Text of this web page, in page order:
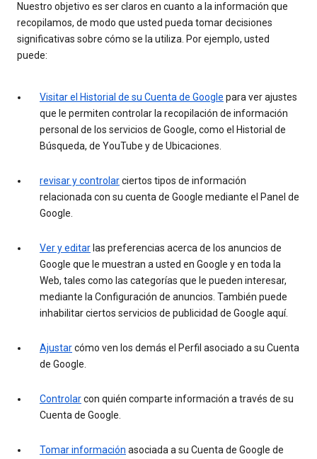
Nuestro objetivo es ser claros en cuanto a la información que
recopilamos, de modo que usted pueda tomar decisiones
significativas sobre cómo se la utiliza. Por ejemplo, usted
puede:
Visitar el Historial de su Cuenta de Google para ver ajustes
que le permiten controlar la recopilación de información
personal de los servicios de Google, como el Historial de
Búsqueda, de YouTube y de Ubicaciones.
revisar y controlarciertos tipos de información
relacionada con su cuenta de Google mediante el Panel de
Google.
Ver y editar las preferencias acerca de los anuncios de
Google que le muestran a usted en Google y en toda la
Web, tales como las categorías que le pueden interesar,
mediante la Configuración de anuncios. También puede
inhabilitar ciertos servicios de publicidad de Google aquí.
Ajustarcómo ven los demás el Perfil asociado a su Cuenta
de Google.
Controlarcon quién comparte información a través de su
Cuenta de Google.
Tomar información asociada a su Cuenta de Google de